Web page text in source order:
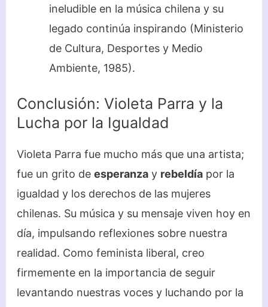
ineludible en la música chilena y su
legado continúa inspirando (Ministerio
de Cultura, Desportes y Medio
Ambiente, 1985).
Conclusión: Violeta Parra y la
Lucha por la Igualdad
Violeta Parra fue mucho más que una artista;
fue un grito de esperanzay rebeldíapor la
igualdad y los derechos de las mujeres
chilenas. Su música y su mensaje viven hoy en
día, impulsando reflexiones sobre nuestra
realidad. Como feminista liberal, creo
firmemente en la importancia de seguir
levantando nuestras voces y luchando por la